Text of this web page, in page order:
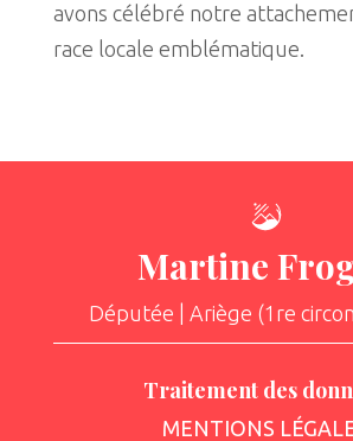
avons célébré notre
race locale emblématique.
Martine
Députée | Ariège (1re
Traitement des
MENTIONS